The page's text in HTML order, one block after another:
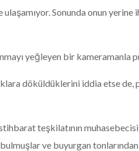
Sonunda onun yerine
yeğleyen bir kameramanla
döküldüklerini iddia etse de,
teşkilatının
ve buyurgan